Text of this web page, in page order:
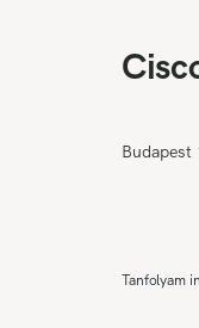
Budapest
Tanfolyam